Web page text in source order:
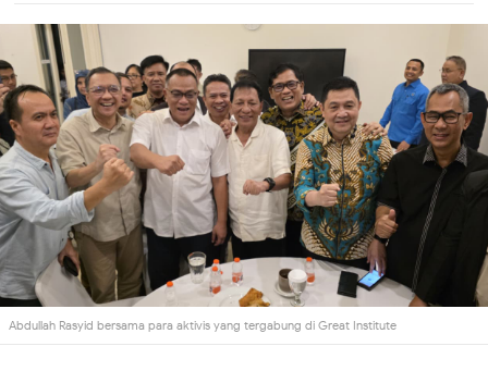
Abdullah Rasyid bersama para aktivis yang tergabung di Great Institute